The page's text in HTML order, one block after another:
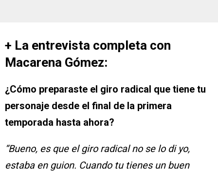
+ La entrevista completa con
Macarena Gómez:
¿Cómo preparaste el giro radical que tiene tu
personaje desde el final de la primera
temporada hasta ahora?
“Bueno, es que el giro radical no se lo di yo,
estaba en guion. Cuando tu tienes un buen